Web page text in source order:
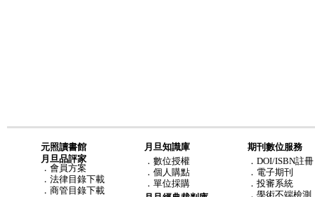
元照讀書館
月旦品評家
． 會員方案
． 法律目錄下載
． 商管目錄下載
月旦知識庫
． 數位授權
． 個人購點
． 單位採購
期刊數位服務
．DOI/ISBN註冊
．電子期刊
．投審系統
．學術不端檢測